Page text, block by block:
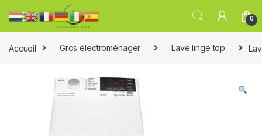
0
Accueil Gros électroménager Lave linge top